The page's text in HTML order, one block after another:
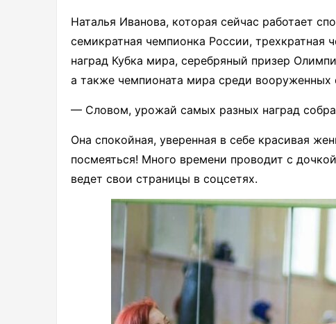
Наталья Иванова, которая сейчас работает
семикратная чемпионка России, трехкратная
наград Кубка мира, серебряный призер
а также чемпионата мира среди вооруженных
— Словом, урожай самых разных наград
Она спокойная, уверенная в себе красивая
посмеяться! Много времени проводит с
ведет свои страницы в соцсетях.